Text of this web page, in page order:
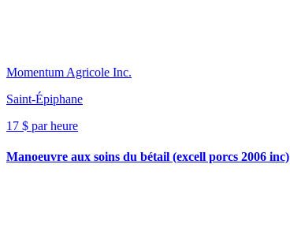
Momentum Agricole Inc.
Saint-Épiphane
17 $ par heure
Manoeuvre aux soins du bétail (excell porcs 2006 inc)